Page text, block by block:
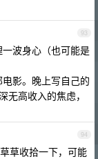
93
波身心（也可能是
影。晚上写自己的
高收入的焦虑，
94
草收拾一下，可能